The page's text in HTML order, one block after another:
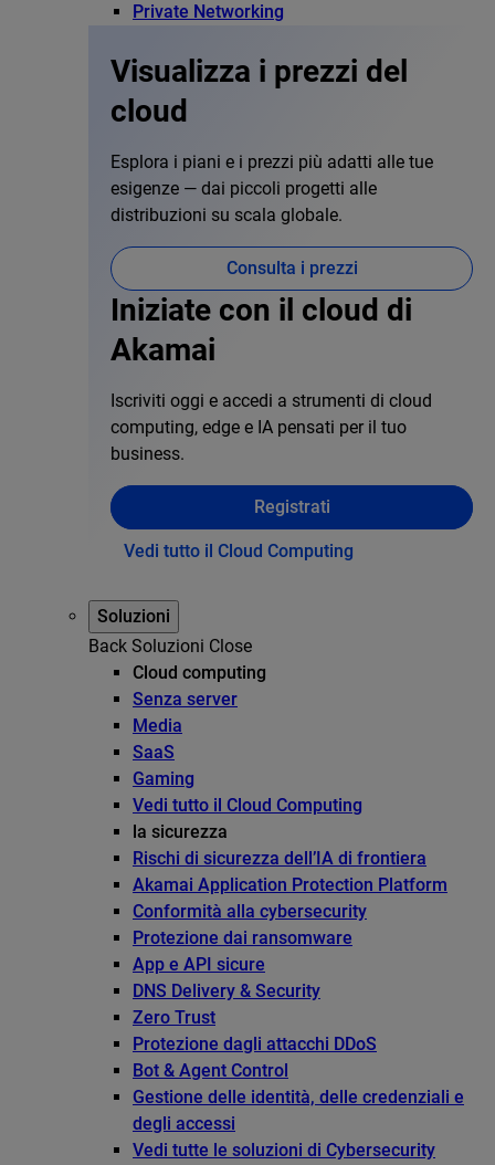
Private Networking
Visualizza i prezzi del
cloud
Esplora i piani e i prezzi più adatti alle tue
esigenze — dai piccoli progetti alle
distribuzioni su scala globale.
Consulta i prezzi
Iniziate con il cloud di
Akamai
Iscriviti oggi e accedi a strumenti di cloud
computing, edge e IA pensati per il tuo
business.
Registrati
Vedi tutto il Cloud Computing
Soluzioni
Back Soluzioni Close
Cloud computing
Senza server
Media
SaaS
Gaming
Vedi tutto il Cloud Computing
la sicurezza
Rischi di sicurezza dell’IA di frontiera
Akamai Application Protection Platform
Conformità alla cybersecurity
Protezione dai ransomware
App e API sicure
DNS Delivery & Security
Zero Trust
Protezione dagli attacchi DDoS
Bot & Agent Control
Gestione delle identità, delle credenziali e
degli accessi
Vedi tutte le soluzioni di Cybersecurity